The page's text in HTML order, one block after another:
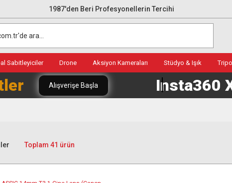
1987'den Beri Profesyonellerin Tercihi
Sabitleyiciler Drone Aksiyon Kameraları Stüdyo & Işık
Alışverişe Başla Insta360
Toplam 41 ürün